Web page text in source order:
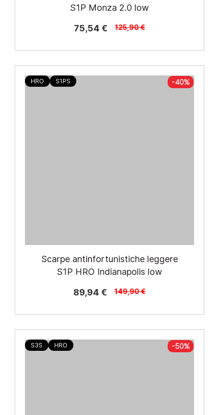
S1P Monza 2.0 low
75,54 €
125,90 €
HRO S1PS -40%
Scarpe antinfortunistiche leggere
S1P HRO Indianapolis low
89,94 €
149,90 €
S3S HRO -50%